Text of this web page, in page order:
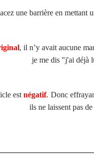
une barrière en mettant
, il n’y avait aucune
je me dis "j'ai déjà
est négatif. Donc
ils ne laissent pas